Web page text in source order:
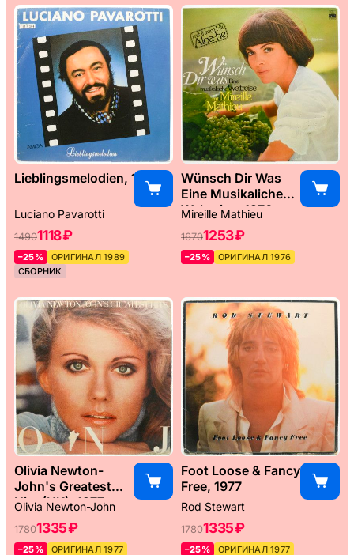
Lieblingsmelodien, 1989
Luciano Pavarotti
14901118 ₽
–25%
ОРИГИНАЛ 1989
СБОРНИК
Wünsch Dir Was
Eine Musikaliche
Weltreise, 1976
Mireille Mathieu
16701253 ₽
–25% ОРИГИНАЛ 1976
Olivia Newton-
John's Greatest
Hits (UK), 1977
Olivia Newton-John
17801335 ₽
–25% ОРИГИНАЛ 1977
Foot Loose & Fancy
Free, 1977
Rod Stewart
17801335 ₽
–25% ОРИГИНАЛ 1977